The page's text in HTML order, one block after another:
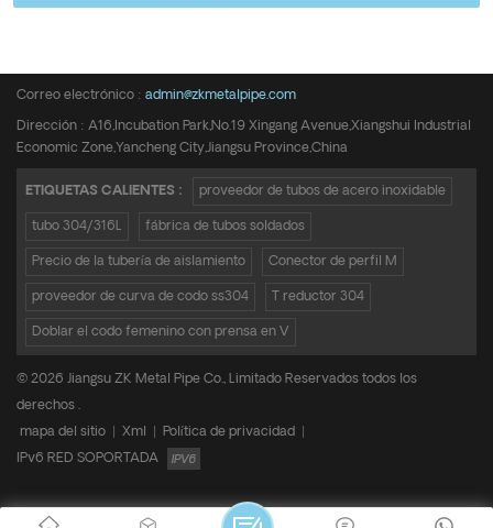
Correo electrónico : admin@zkmetalpipe.com
Dirección : A16,Incubation Park,No.19 Xingang Avenue,Xiangshui Industrial
Economic Zone,Yancheng City,Jiangsu Province,China
ETIQUETAS CALIENTES : proveedor de tubos de acero inoxidable
tubo 304/316L fábrica de tubos soldados
Precio de la tubería de aislamiento Conector de perfil M
proveedor de curva de codo ss304 T reductor 304
Doblar el codo femenino con prensa en V
© 2026 Jiangsu ZK Metal Pipe Co., Limitado Reservados todos los
derechos .
mapa del sitio
Xml Política de privacidad
IPv6 RED SOPORTADA